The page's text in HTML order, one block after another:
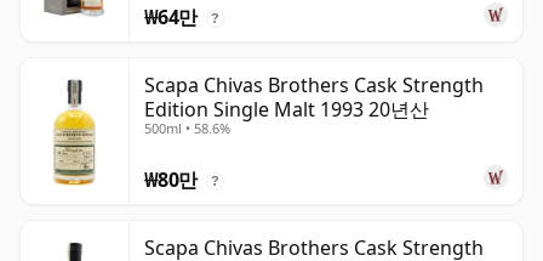
₩64만 ?
Scapa Chivas Brothers Cask Strength
Edition Single Malt 1993 20년산
500ml • 58.6%
₩80만 ?
Scapa Chivas Brothers Cask Strength